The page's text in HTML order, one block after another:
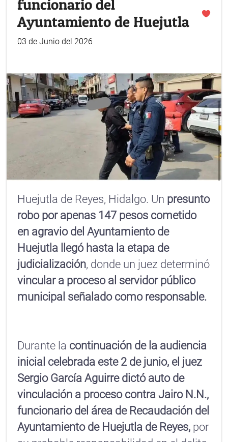
funcionario del
Ayuntamiento de Huejutla
03 de Junio del 2026
Huejutla de Reyes, Hidalgo. Un presunto
robo por apenas 147 pesos cometido
en agravio del Ayuntamiento de
Huejutla llegó hasta la etapa de
judicialización, donde un juez determinó
vincular a proceso al servidor público
municipal señalado como responsable.
Durante la continuación de la audiencia
inicial celebrada este 2 de junio, el juez
Sergio García Aguirre dictó auto de
vinculación a proceso contra Jairo N.N.,
funcionario del área de Recaudación del
Ayuntamiento de Huejutla de Reyes, por